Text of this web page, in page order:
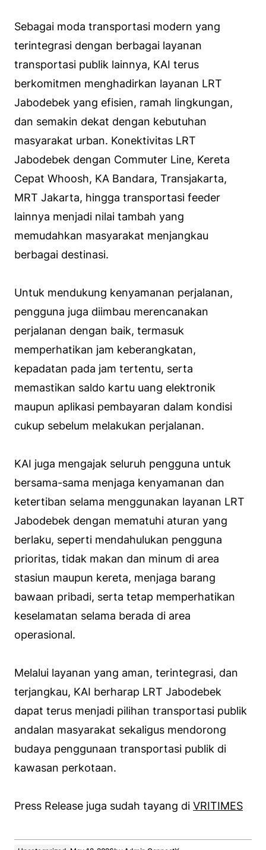
Sebagai moda transportasi modern yang
terintegrasi dengan berbagai layanan
transportasi publik lainnya, KAI terus
berkomitmen menghadirkan layanan LRT
Jabodebek yang efisien, ramah lingkungan,
dan semakin dekat dengan kebutuhan
masyarakat urban. Konektivitas LRT
Jabodebek dengan Commuter Line, Kereta
Cepat Whoosh, KA Bandara, Transjakarta,
MRT Jakarta, hingga transportasi feeder
lainnya menjadi nilai tambah yang
memudahkan masyarakat menjangkau
berbagai destinasi.
Untuk mendukung kenyamanan perjalanan,
pengguna juga diimbau merencanakan
perjalanan dengan baik, termasuk
memperhatikan jam keberangkatan,
kepadatan pada jam tertentu, serta
memastikan saldo kartu uang elektronik
maupun aplikasi pembayaran dalam kondisi
cukup sebelum melakukan perjalanan.
KAI juga mengajak seluruh pengguna untuk
bersama-sama menjaga kenyamanan dan
ketertiban selama menggunakan layanan LRT
Jabodebek dengan mematuhi aturan yang
berlaku, seperti mendahulukan pengguna
prioritas, tidak makan dan minum di area
stasiun maupun kereta, menjaga barang
bawaan pribadi, serta tetap memperhatikan
keselamatan selama berada di area
operasional.
Melalui layanan yang aman, terintegrasi, dan
terjangkau, KAI berharap LRT Jabodebek
dapat terus menjadi pilihan transportasi publik
andalan masyarakat sekaligus mendorong
budaya penggunaan transportasi publik di
kawasan perkotaan.
Press Release juga sudah tayang di VRITIMES